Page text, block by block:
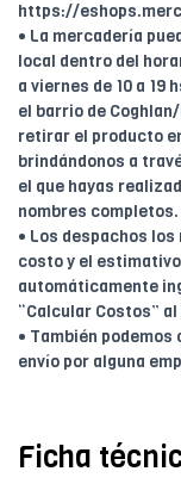
https://
• La mercadería
local dentro del
a viernes de 10 a 19
el barrio de
retirar el producto
brindándonos a
el que hayas
nombres completos.
• Los despachos
costo y el
automáticamente
“Calcular Costos”
• También
envío por alguna
Ficha